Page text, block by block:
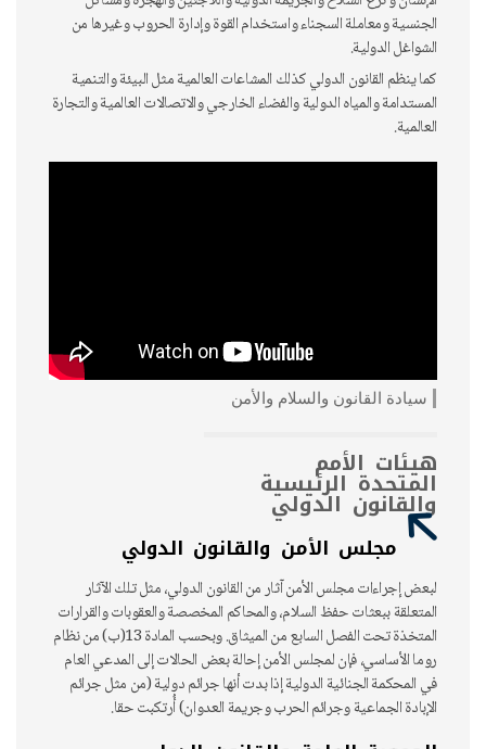
الجنسية ومعاملة السجناء واستخدام القوة وإدارة الحروب وغيرها من
الشواغل الدولية.
كما ينظم القانون الدولي كذلك المشاعات العالمية مثل البيئة والتنمية
المستدامة والمياه الدولية والفضاء الخارجي والاتصالات العالمية والتجارة
العالمية.
سيادة القانون والسلام والأمن
هيئات الأمم
المتحدة الرئيسية
والقانون الدولي
مجلس الأمن والقانون الدولي
لبعض إجراءات مجلس الأمن آثار من القانون الدولي، مثل تلك الآثار
المتعلقة ببعثات حفظ السلام، والمحاكم المخصصة والعقوبات والقرارات
المتخذة تحت الفصل السابع من الميثاق. وبحسب المادة 13(ب) من نظام
روما الأساسي، فإن لمجلس الأمن إحالة بعض الحالات إلى المدعي العام
في المحكمة الجنائية الدولية إذا بدت أنها جرائم دولية (من مثل جرائم
الإبادة الجماعية وجرائم الحرب وجريمة العدوان) أُرتكبت حقا.